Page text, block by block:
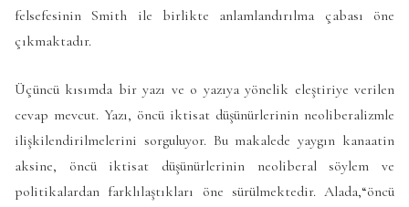
felsefesinin Smith ile birlikte anlamlandırılma çabası öne
çıkmaktadır.
Üçüncü kısımda bir yazı ve o yazıya yönelik eleştiriye verilen
cevap mevcut. Yazı, öncü iktisat düşünürlerinin neoliberalizmle
ilişkilendirilmelerini sorguluyor. Bu makalede yaygın kanaatin
aksine, öncü iktisat düşünürlerinin neoliberal söylem ve
politikalardan farklılaştıkları öne sürülmektedir. Alada,“öncü